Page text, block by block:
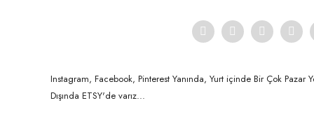
Instagram, Facebook, Pinterest Yanında, Yurt içinde Bir Çok Pazar
Dışında ETSY'de varız...